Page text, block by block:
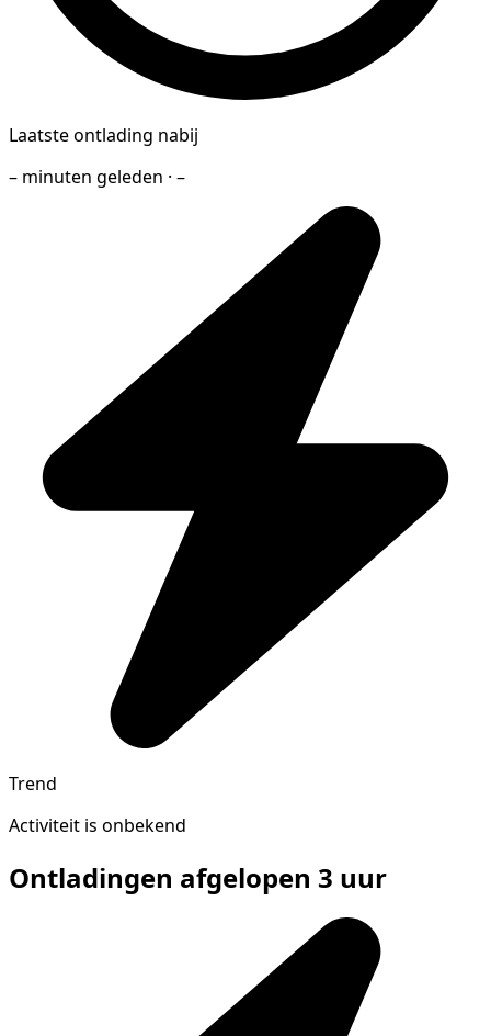
Laatste ontlading nabij
– minuten geleden · –
Trend
Activiteit is onbekend
Ontladingen afgelopen 3 uur